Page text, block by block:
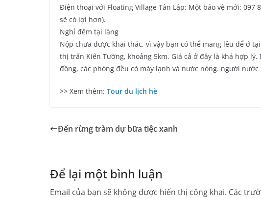
Điện thoại với Floating Village Tân Lập: Một bảo vệ mới: 097
sẽ có lợi hơn).
Nghỉ đêm tại làng
Nộp chưa được khai thác, vì vậy bạn có thể mang lều để ở
thị trấn Kiến Tường, khoảng 5km. Giá cả ở đây là khá hợp
đồng, các phòng đều có máy lạnh và nước nóng. người
>> Xem thêm: Tour du lịch hè
Đến rừng tràm dự bữa tiệc xanh
Để lại một bình luận
Email của bạn sẽ không được hiển thị công khai. Các